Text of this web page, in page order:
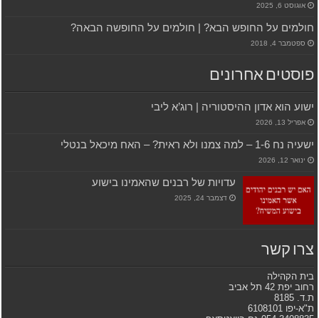
אוגוסט 6, 2025
חולמים על החופש הבא? | חולמים על החופשה הבאה?
ספטמבר 4, 2018
פוסטים אחרונים
ישוע הוא אדון ההיסטוריה | רוג’א ליבי
אפריל 13, 2026
ישעיה נח 1-6 – למה צמנו ולא ראית? – האח מיכאל בנטלי
ינואר 12, 2026
עדויות של רבנים שהאמינו בישוע
דצמבר 24, 2025
צרו קשר
בית הקהילה
רחוב יפת 42 תל אביב
ת.ד. 8185
ת"א-יפו 6108101